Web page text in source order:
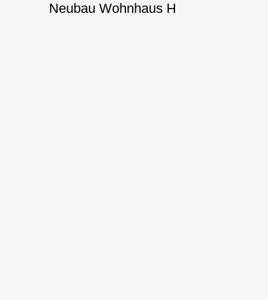
Neubau Wohnhaus H